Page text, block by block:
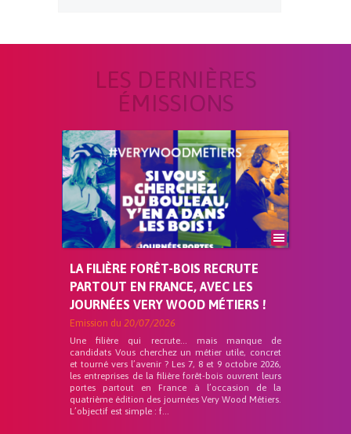
LES DERNIÈRES
ÉMISSIONS
LA FILIÈRE FORÊT-BOIS RECRUTE
PARTOUT EN FRANCE, AVEC LES
JOURNÉES VERY WOOD MÉTIERS !
Emission du 20/07/2026
Une filière qui recrute… mais manque de
candidats Vous cherchez un métier utile, concret
et tourné vers l’avenir ? Les 7, 8 et 9 octobre 2026,
les entreprises de la filière forêt-bois ouvrent leurs
portes partout en France à l’occasion de la
quatrième édition des journées Very Wood Métiers.
L’objectif est simple : f...